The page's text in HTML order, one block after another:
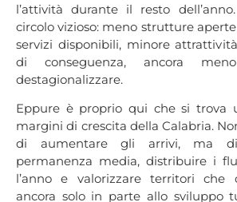
l’attività durante il resto
circolo vizioso: meno strutture
servizi disponibili, minore
di conseguenza, ancora
destagionalizzare.
Eppure è proprio qui che si trova
margini di crescita della Calabria.
di aumentare gli arrivi, ma
permanenza media, distribuire i
l’anno e valorizzare territori che
ancora solo in parte allo sviluppo